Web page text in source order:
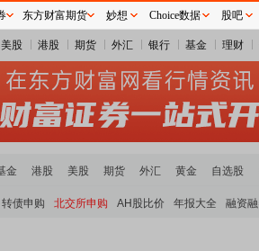
美股 港股 期货 外汇 银行 基金 理财
金 港股 美股 期货 外汇 黄金 自选股
转债申购 北交所申购 AH股比价 年报大全 融资
东方财富期货 妙想 Choice数据 股吧